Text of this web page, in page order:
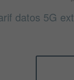
datos 5G